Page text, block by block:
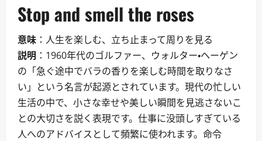
Stop and smell the roses
意味 ：人生を楽しむ、立ち止まって周りを見る
説明 ：1960年代のゴルファー、ウォルター・ヘーゲン
の「急ぐ途中でバラの香りを楽しむ時間を取りなさ
い」という名言が起源とされています。現代の忙しい
生活の中で、小さな幸せや美しい瞬間を見逃さないこ
との大切さを説く表現です。仕事に没頭しすぎている
人へのアドバイスとして頻繁に使われます。命令